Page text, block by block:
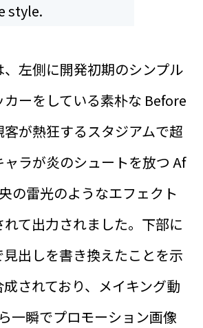
style.
左側に開発初期のシンプル
ーをしている素朴な Before
が熱狂するスタジアムで超
ラが炎のシュートを放つ Af
の雷光のようなエフェクト
て出力されました。下部に
出しを書き換えたことを示
されており、メイキング動
一瞬でプロモーション画像